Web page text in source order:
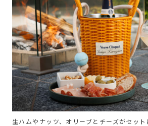
生ハムやナッツ、オリーブとチーズがセッ